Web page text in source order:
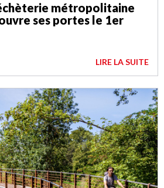
métropolitaine
ses portes le 1er
LIRE LA SUITE